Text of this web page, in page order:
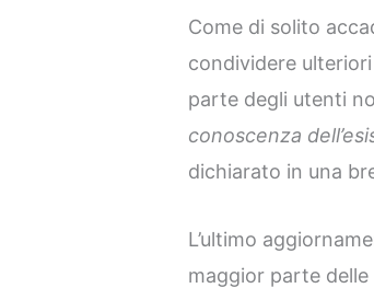
Come di solito
condividere
parte degli utenti
conoscenza
dichiarato in una
L’ultimo
maggior parte